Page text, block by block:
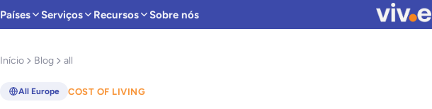
Países Serviços Recursos Sobre nós
Início Blog all
All Europe COST OF LIVING